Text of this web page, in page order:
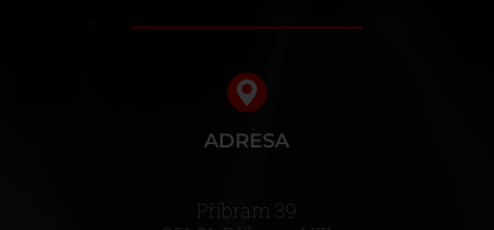
ADRESA
Příbram 39